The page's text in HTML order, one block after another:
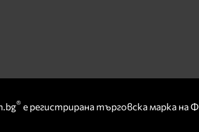
® е регистрирана търговска марка